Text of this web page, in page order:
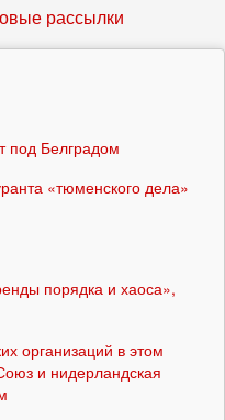
рассылки
под Белградом
«тюменского дела»
порядка и хаоса»,
организаций в этом
и нидерландская